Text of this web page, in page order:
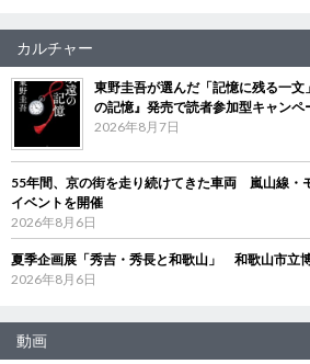
カルチャー
東野圭吾が選んだ「記憶に残る一
の記憶』発売で読者参加型キャンペ
2026年8月7日
55年間、京の街を走り続けてきた車両 嵐山線・
イベントを開催
2026年8月6日
夏季企画展「秀吉・秀長と和歌山」 和歌山市立
2026年8月6日
動画